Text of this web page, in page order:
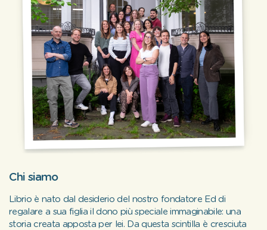
Chi siamo
Librio è nato dal desiderio del nostro fondatore Ed di
regalare a sua figlia il dono più speciale immaginabile: una
storia creata apposta per lei. Da questa scintilla è cresciuta